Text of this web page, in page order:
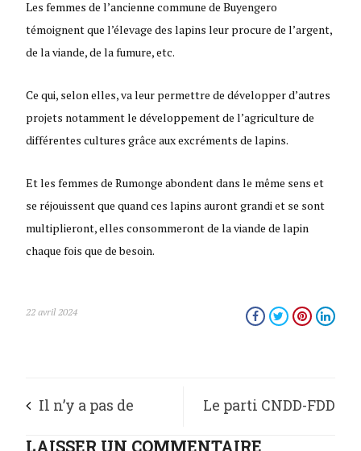
Les femmes de l’ancienne commune de Buyengero
témoignent que l’élevage des lapins leur procure de l’argent,
de la viande, de la fumure, etc.
Ce qui, selon elles, va leur permettre de développer d’autres
projets notamment le développement de l’agriculture de
différentes cultures grâce aux excréments de lapins.
Et les femmes de Rumonge abondent dans le même sens et
se réjouissent que quand ces lapins auront grandi et se sont
multiplieront, elles consommeront de la viande de lapin
chaque fois que de besoin.
22 avril 2024
Il n’y a pas de
démocratie dans le
Le parti CNDD-FDD
juge positif le bilan
LAISSER UN COMMENTAIRE